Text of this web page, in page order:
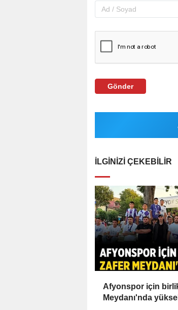
Gönder
İLGINIZI ÇEKEBILIR
Afyonspor için
Meydanı'nda